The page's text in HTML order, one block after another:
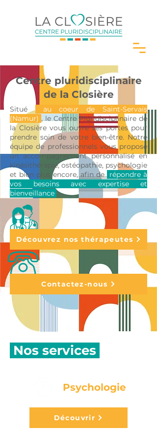
Centre pluridisciplinaire
de la Closière
Situéau coeur de Saint-Servais
(Namur) , le Centre Pluridisciplinaire de
la Closière vous ouvre ses portes pour
prendre soin de votre bien-être. Notre
équipe de professionnels vous propose
un accompagnement personnalisé en
kinésithérapie, ostéopathie, psychologie
et bien plus encore, afin de répondre à
vos besoins avec expertise et
bienveillance .
Découvrez nos thérapeutes
Contactez-nous
Nos services
Psychologie
Découvrir